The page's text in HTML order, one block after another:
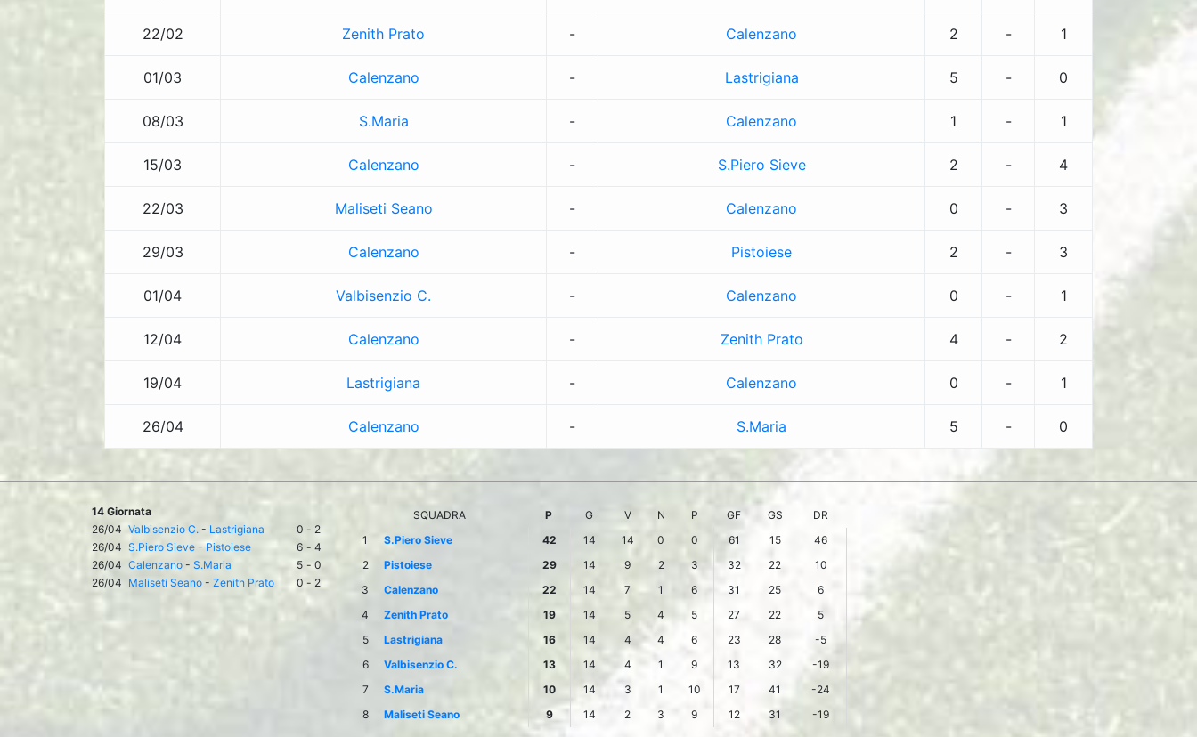
22/02 Zenith Prato - Calenzano 2 - 1
01/03 Calenzano - Lastrigiana 5 - 0
08/03 S.Maria - Calenzano 1 - 1
15/03 Calenzano - S.Piero Sieve 2 - 4
22/03 Maliseti Seano - Calenzano 0 - 3
29/03 Calenzano - Pistoiese 2 - 3
01/04 Valbisenzio C. - Calenzano 0 - 1
12/04 Calenzano - Zenith Prato 4 - 2
19/04 Lastrigiana - Calenzano 0 - 1
26/04 Calenzano - S.Maria 5 - 0
14 Giornata
26/04 Valbisenzio C. - Lastrigiana 0 - 2
26/04 S.Piero Sieve -Pistoiese 6 - 4
26/04 Calenzano - S.Maria 5 - 0
26/04 Maliseti Seano - Zenith Prato 0 - 2
SQUADRA P G V N P GF GS
DR
1
S.Piero Sieve 42 14 14 0 0 61 15
46
2
Pistoiese 29 14 9 2 3 32 22
10
3
Calenzano 22 14 7 1 6 31 25
6
4
Zenith Prato 19 14 5 4 5 27 22
5
5
Lastrigiana 16 14 4 4 6 23 28
-5
6
Valbisenzio C. 13 14 4 1 9 13 32
-19
7
S.Maria 10 14 3 1 10 17 41
-24
8
Maliseti Seano 9 14 2 3 9 12 31 -19